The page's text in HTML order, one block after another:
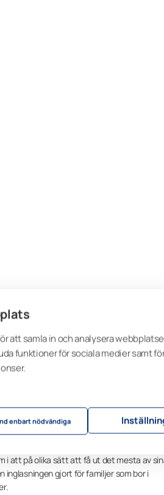
att samla in och analysera
funktioner för sociala medier samt
enbart nödvändiga
glas. Under åren har vi har fått
i att på olika sätt att få ut det mesta av
inglasningen gjort för familjer som bor i